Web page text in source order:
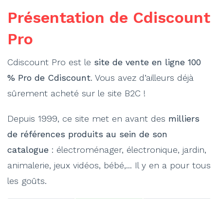
Présentation de Cdiscount
Pro
Cdiscount Pro est le site de vente en ligne 100
% Pro de Cdiscount. Vous avez d’ailleurs déjà
sûrement acheté sur le site B2C !
Depuis 1999, ce site met en avant des milliers
de références produits au sein de son
catalogue : électroménager, électronique, jardin,
animalerie, jeux vidéos, bébé,... Il y en a pour tous
les goûts.